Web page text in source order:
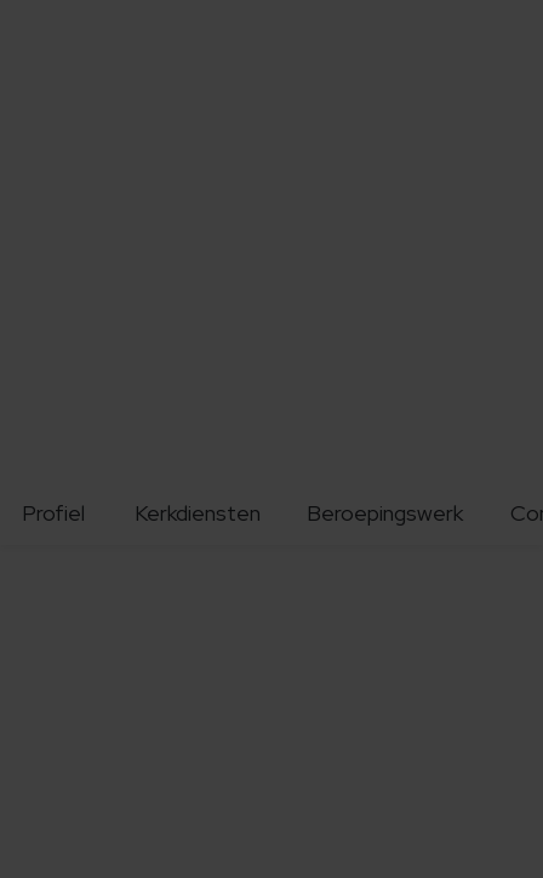
Profiel Kerkdiensten Beroepingswerk